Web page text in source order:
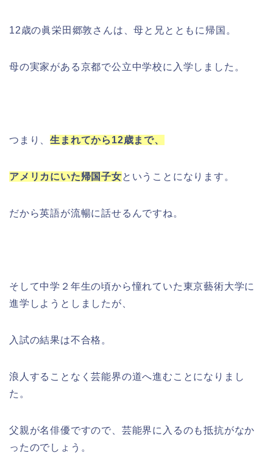
12歳の眞栄田郷敦さんは、母と兄とともに帰国。
母の実家がある京都で公立中学校に入学しました。
つまり、生まれてから12歳まで、
アメリカにいた帰国子女ということになります。
だから英語が流暢に話せるんですね。
そして中学２年生の頃から憧れていた東京藝術大学に
進学しようとしましたが、
入試の結果は不合格。
浪人することなく芸能界の道へ進むことになりまし
た。
父親が名俳優ですので、芸能界に入るのも抵抗がなか
ったのでしょう。